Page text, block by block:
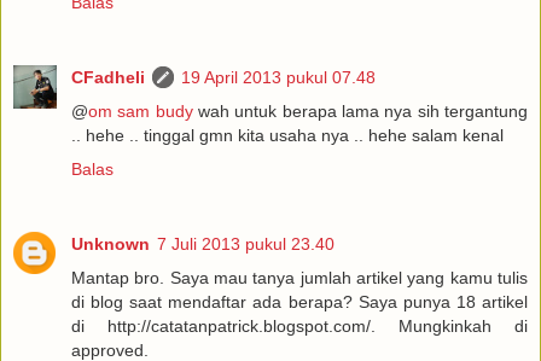
CFadheli
19 April 2013 pukul 07.48
@om sam budywah untuk berapa lama nya sih tergantung
.. hehe .. tinggal gmn kita usaha nya .. hehe salam kenal
Balas
Unknown 7 Juli 2013 pukul 23.40
Mantap bro. Saya mau tanya jumlah artikel yang kamu tulis
di blog saat mendaftar ada berapa? Saya punya 18 artikel
di http://catatanpatrick.blogspot.com/. Mungkinkah di
approved.